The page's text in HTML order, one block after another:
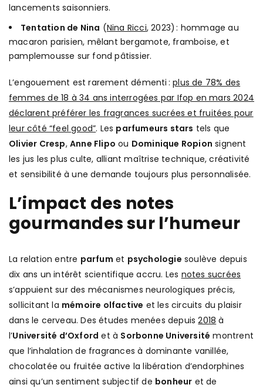
lancements saisonniers.
Tentation de Nina (Nina Ricci, 2023) : hommage au
macaron parisien, mêlant bergamote, framboise, et
pamplemousse sur fond pâtissier.
L’engouement est rarement démenti :plus de 78% des
femmes de 18 à 34 ans interrogées par Ifop en mars 2024
déclarent préférer les fragrances sucrées et fruitées pour
leur côté “feel good”. Les parfumeurs stars tels que
Olivier Cresp,Anne Flipo ou Dominique Ropion signent
les jus les plus culte, alliant maîtrise technique, créativité
et sensibilité à une demande toujours plus personnalisée.
L’impact des notes
gourmandes sur l’humeur
La relation entre parfum et psychologie soulève depuis
dix ans un intérêt scientifique accru. Les notes sucrées
s’appuient sur des mécanismes neurologiques précis,
sollicitant la mémoire olfactive et les circuits du plaisir
dans le cerveau. Des études menées depuis2018 à
l’Université d’Oxford et à Sorbonne Université montrent
que l’inhalation de fragrances à dominante vanillée,
chocolatée ou fruitée active la libération d’endorphines
ainsi qu’un sentiment subjectif de bonheur et de